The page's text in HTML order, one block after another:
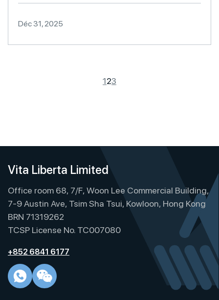
Déc 31, 2025
123
Vita Liberta Limited
Office room 68, 7/F, Woon Lee Commercial Building,
7-9 Austin Ave, Tsim Sha Tsui, Kowloon, Hong Kong
BRN 71319262
TCSP License No. TC007080
+852 6841 6177